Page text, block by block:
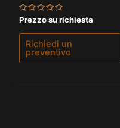
Valutato
0
su
Prezzo su richiesta
Richiedi un
preventivo